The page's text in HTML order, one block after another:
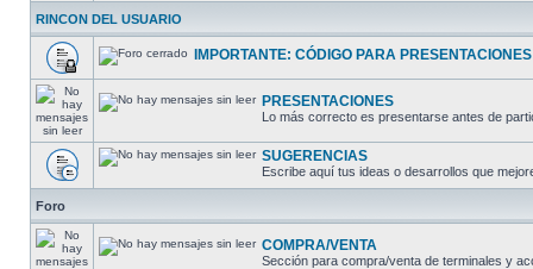
RINCON DEL USUARIO
IMPORTANTE: CÓDIGO PARA PRESENTACIONES
PRESENTACIONES
Lo más correcto es presentarse antes de
SUGERENCIAS
Escribe aquí tus ideas o desarrollos que
Foro
COMPRA/VENTA
Sección para compra/venta de terminales y